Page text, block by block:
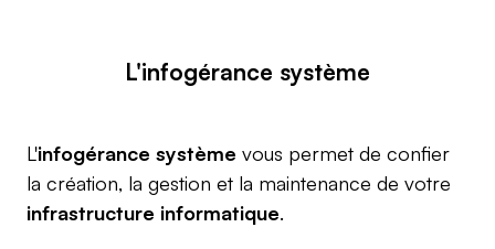
L'infogérance système
L'infogérance système vous permet de confier
la création, la gestion et la maintenance de votre
infrastructure informatique.